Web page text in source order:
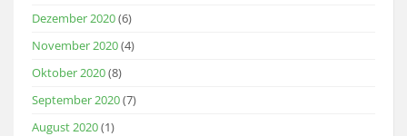
Dezember 2020(6)
November 2020(4)
Oktober 2020(8)
September 2020(7)
August 2020(1)